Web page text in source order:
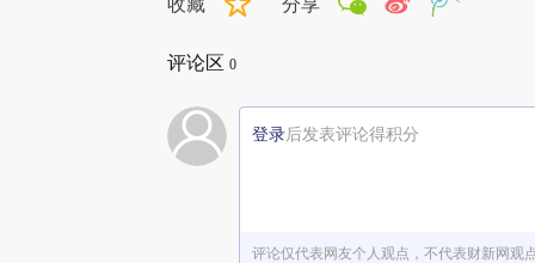
评论区 0
登录后发表评论得积分
评论仅代表网友个人观点，不代表财新网观